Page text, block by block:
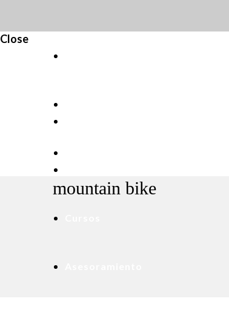
Close
mountain bike